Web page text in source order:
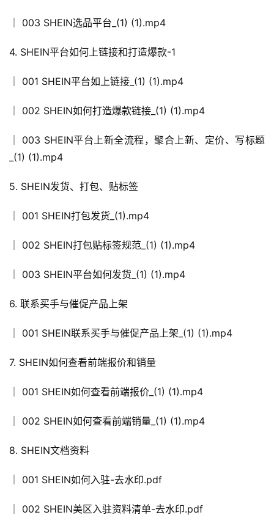
│ 003 SHEIN选品平台_(1) (1).mp4
4. SHEIN平台如何上链接和打造爆款-1
│ 001 SHEIN平台如上链接_(1) (1).mp4
│ 002 SHEIN如何打造爆款链接_(1) (1).mp4
│ 003 SHEIN平台上新全流程，聚合上新、定价、写标题
_(1) (1).mp4
5. SHEIN发货、打包、贴标签
│ 001 SHEIN打包发货_(1).mp4
│ 002 SHEIN打包贴标签规范_(1) (1).mp4
│ 003 SHEIN平台如何发货_(1) (1).mp4
6. 联系买手与催促产品上架
│ 001 SHEIN联系买手与催促产品上架_(1) (1).mp4
7. SHEIN如何查看前端报价和销量
│ 001 SHEIN如何查看前端报价_(1) (1).mp4
│ 002 SHEIN如何查看前端销量_(1) (1).mp4
8. SHEIN文档资料
│ 001 SHEIN如何入驻-去水印.pdf
│ 002 SHEIN美区入驻资料清单-去水印.pdf